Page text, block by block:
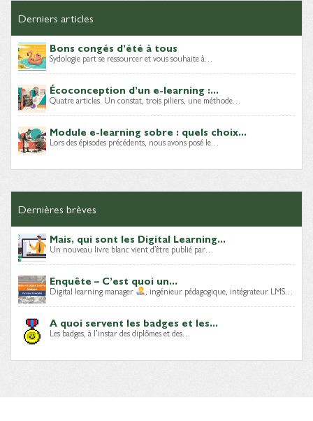
Derniers articles
Bons congés d’été à tous
Sydologie part se ressourcer et vous souhaite à…
Écoconception d’un e-learning :...
Quatre articles. Un constat, trois piliers, une méthode…
Module e-learning sobre : quels choix...
Lors des épisodes précédents, nous avons posé le…
Dernières brèves
Mais, qui sont les Digital Learning...
Un nouveau livre blanc vient d’être publié par…
Enquête – C’est quoi un...
Digital learning manager , ingénieur pédagogique, intégrateur LMS…
A quoi servent les badges et les...
Les badges, à l’instar des diplômes et des…